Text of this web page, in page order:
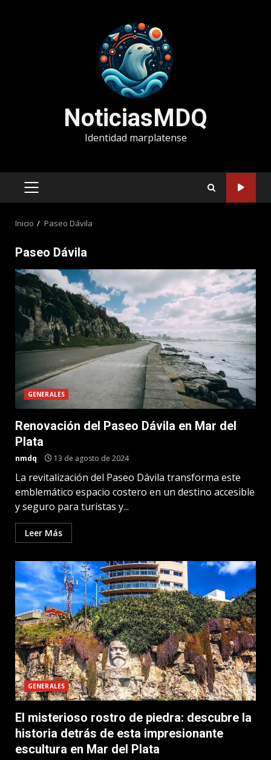
NoticiasMDQ
Identidad marplatense
MENÚ
Inicio Paseo Dávila
Paseo Dávila
GENERALES
Renovación del Paseo Dávila en Mar del
Plata
nmdq 13 de agosto de 2024
La revitalización del Paseo Dávila transforma este
emblemático espacio costero en un destino accesible
y seguro para turistas y...
Leer Más
GENERALES
El misterioso rostro de piedra: descubre la
historia detrás de esta impresionante
escultura en Mar del Plata